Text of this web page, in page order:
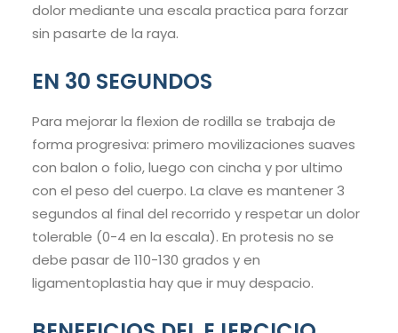
dolor mediante una escala practica para forzar
sin pasarte de la raya.
EN 30 SEGUNDOS
Para mejorar la flexion de rodilla se trabaja de
forma progresiva: primero movilizaciones suaves
con balon o folio, luego con cincha y por ultimo
con el peso del cuerpo. La clave es mantener 3
segundos al final del recorrido y respetar un dolor
tolerable (0-4 en la escala). En protesis no se
debe pasar de 110-130 grados y en
ligamentoplastia hay que ir muy despacio.